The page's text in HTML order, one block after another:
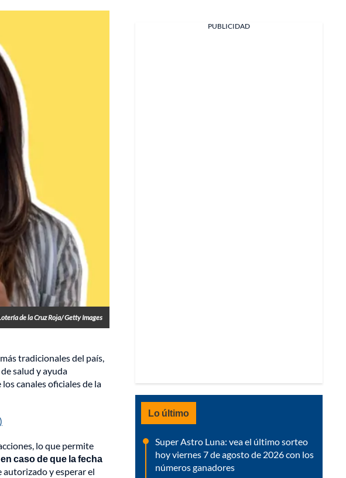
de la Cruz Roja/ Getty Images
tradicionales del país,
salud y ayuda
canales oficiales de la
lo que permite
caso de que la fecha
y esperar el
PUBLICIDAD
Lo último
Super Astro Luna: vea el último sorteo
hoy viernes 7 de agosto de 2026 con los
números ganadores